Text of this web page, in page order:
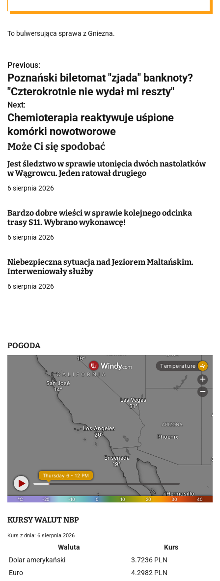
koszmar
To bulwersująca sprawa z Gniezna.
N
a
w
i
g
a
c
a
w
i
s
Previous:
Poznański biletomat "zjada" banknoty?
"Czterokrotnie nie wydał mi reszty"
Next:
Chemioterapia reaktywuje uśpione
komórki nowotworowe
Może Ci się spodobać
Jest śledztwo w sprawie utonięcia dwóch nastolatków
w Wągrowcu. Jeden ratował drugiego
6 sierpnia 2026
Bardzo dobre wieści w sprawie kolejnego odcinka
trasy S11. Wybrano wykonawcę!
6 sierpnia 2026
Niebezpieczna sytuacja nad Jeziorem Maltańskim.
Interweniowały służby
6 sierpnia 2026
POGODA
KURSY WALUT NBP
Kurs z dnia: 6 sierpnia 2026
Waluta
Kurs
Dolar amerykański
3.7236 PLN
Euro
4.2982 PLN